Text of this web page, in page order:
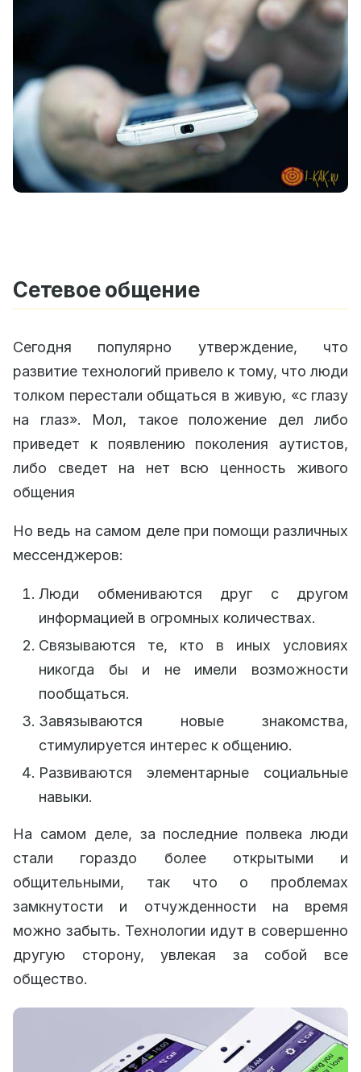
Сетевое общение
Сегодня популярно утверждение, что
развитие технологий привело к тому, что люди
толком перестали общаться в живую, «с глазу
на глаз». Мол, такое положение дел либо
приведет к появлению поколения аутистов,
либо сведет на нет всю ценность живого
общения
Но ведь на самом деле при помощи различных
мессенджеров:
Люди обмениваются друг с другом
информацией в огромных количествах.
Связываются те, кто в иных условиях
никогда бы и не имели возможности
пообщаться.
Завязываются новые знакомства,
стимулируется интерес к общению.
Развиваются элементарные социальные
навыки.
На самом деле, за последние полвека люди
стали гораздо более открытыми и
общительными, так что о проблемах
замкнутости и отчужденности на время
можно забыть. Технологии идут в совершенно
другую сторону, увлекая за собой все
общество.